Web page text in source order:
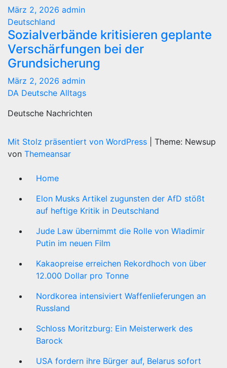
März 2, 2026 admin
Deutschland
Sozialverbände kritisieren geplante
Verschärfungen bei der
Grundsicherung
März 2, 2026 admin
DA Deutsche Alltags
Deutsche Nachrichten
Mit Stolz präsentiert von WordPress
Theme: Newsup
von Themeansar
Home
Elon Musks Artikel zugunsten der AfD stößt
auf heftige Kritik in Deutschland
Jude Law übernimmt die Rolle von Wladimir
Putin im neuen Film
Kakaopreise erreichen Rekordhoch von über
12.000 Dollar pro Tonne
Nordkorea intensiviert Waffenlieferungen an
Russland
Schloss Moritzburg: Ein Meisterwerk des
Barock
USA fordern ihre Bürger auf, Belarus sofort